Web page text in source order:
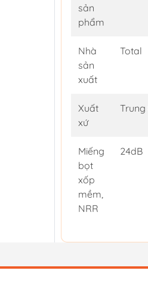
sản
phẩm
Nhà
sản
xuất
Total
Xuất
xứ
Trung
Miếng
bọt
xốp
mềm,
NRR
24dB